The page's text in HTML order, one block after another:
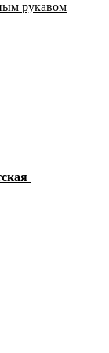
рукавом